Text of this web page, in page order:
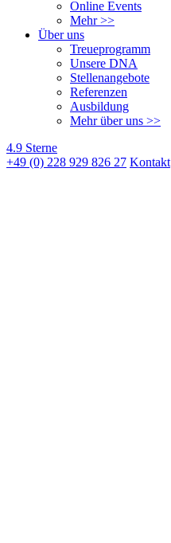
Online Events
Mehr >>
Über uns
Treueprogramm
Unsere DNA
Stellenangebote
Referenzen
Ausbildung
Mehr über uns >>
4.9 Sterne
+49 (0) 228 929 826 27 Kontakt